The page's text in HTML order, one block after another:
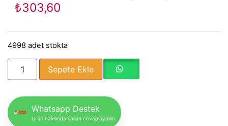
₺303,60
4998 adet stokta
Sepete Ekle
Whatsapp Destek
Ürün hakkında sorun cevaplayalım